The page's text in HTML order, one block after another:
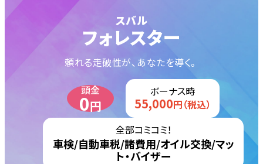
スバル
フォレスター
頼れる走破性が、あなたを導く。
頭金
0円
ボーナス時
55,000円（税込）
全部コミコミ！
車検/自動車税/諸費用/オイル交換/マッ
ト・バイザー